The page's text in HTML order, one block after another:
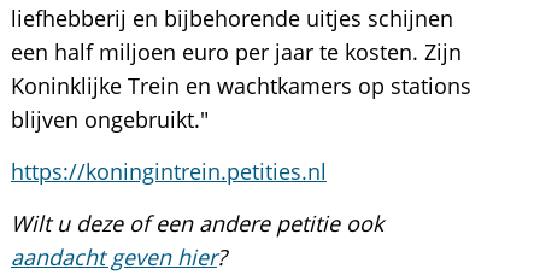
liefhebberij en bijbehorende uitjes schijnen
een half miljoen euro per jaar te kosten. Zijn
Koninklijke Trein en wachtkamers op stations
blijven ongebruikt."
https://koningintrein.petities.nl
Wilt u deze of een andere petitie ook
aandacht geven hier?